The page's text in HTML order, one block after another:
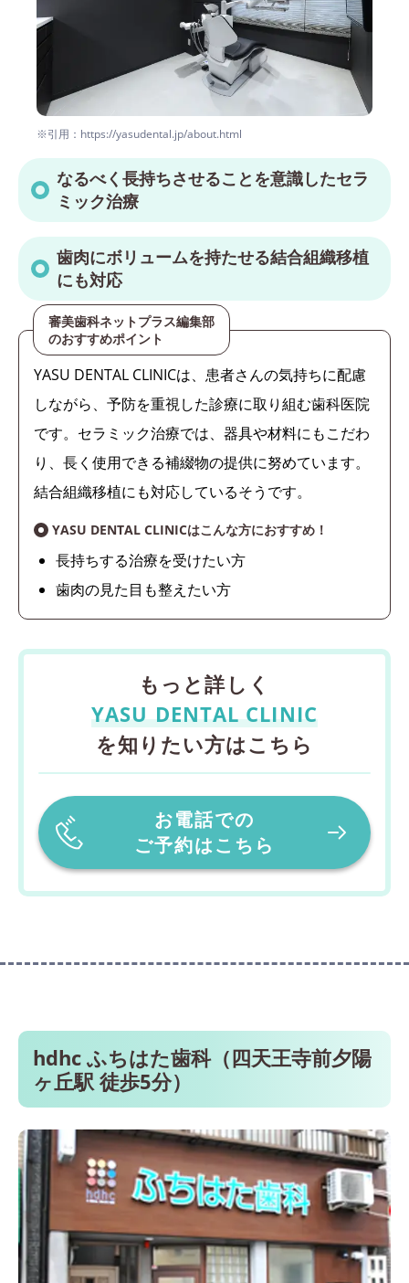
※引用：https://yasudental.jp/about.html
なるべく長持ちさせることを意識したセラ
ミック治療
歯肉にボリュームを持たせる結合組織移植
にも対応
審美歯科ネットプラス編集部
のおすすめポイント
YASU DENTAL CLINICは、患者さんの気持ちに配慮
しながら、予防を重視した診療に取り組む歯科医院
です。セラミック治療では、器具や材料にもこだわ
り、長く使用できる補綴物の提供に努めています。
結合組織移植にも対応しているそうです。
YASU DENTAL CLINICはこんな方におすすめ！
長持ちする治療を受けたい方
歯肉の見た目も整えたい方
もっと詳しく
YASU DENTAL CLINIC
を知りたい方はこちら
お電話での
ご予約はこちら
hdhc ふちはた歯科（四天王寺前夕陽
ヶ丘駅 徒歩5分）